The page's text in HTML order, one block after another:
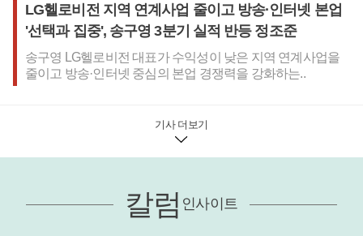
LG헬로비전 지역 연계사업 줄이고 방송·인터넷 본업
'선택과 집중', 송구영 3분기 실적 반등 정조준
송구영 LG헬로비전 대표가 수익성이 낮은 지역 연계사업을
줄이고 방송·인터넷 중심의 본업 경쟁력을 강화하는..
기사 더보기
칼럼 인사이트